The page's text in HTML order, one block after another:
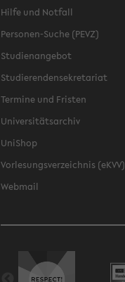
Hilfe und Notfall
Personen-Suche (PEVZ)
Studienangebot
Studierendensekretariat
Termine und Fristen
Universitätsarchiv
UniShop
Vorlesungsverzeichnis (eKVV)
Webmail